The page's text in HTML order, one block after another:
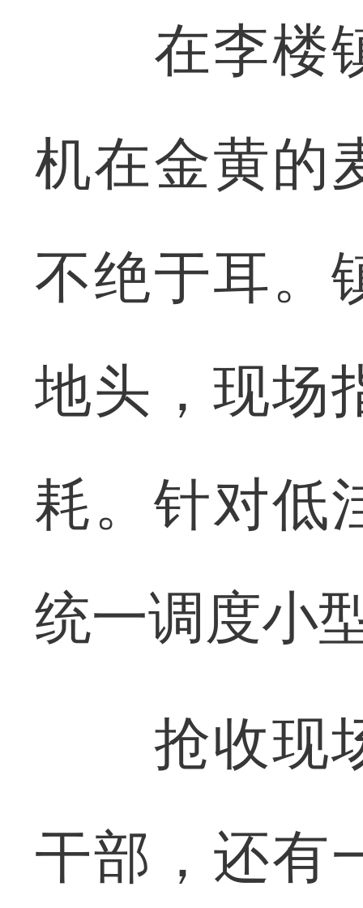
在李楼镇
机在金黄的
不绝于耳。
地头，现场
耗。针对低
统一调度小
抢收现场
干部，还有